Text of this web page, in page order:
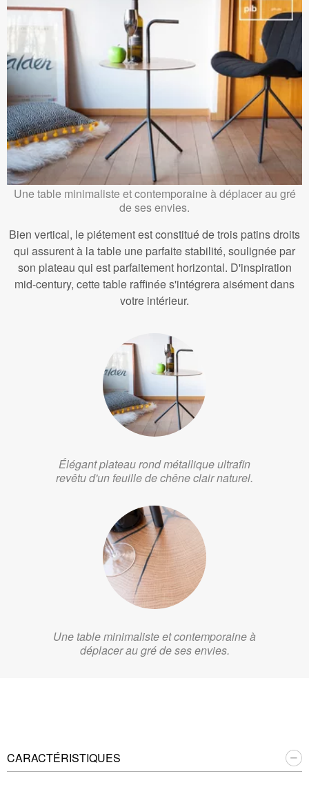
Une table minimaliste et contemporaine à déplacer au gré
de ses envies.
Bien vertical, le piétement est constitué de trois patins droits
qui assurent à la table une parfaite stabilité, soulignée par
son plateau qui est parfaitement horizontal. D'inspiration
mid-century, cette table raffinée s'intégrera aisément dans
votre intérieur.
Élégant plateau rond métallique ultrafin
revêtu d'un feuille de chêne clair naturel.
Une table minimaliste et contemporaine à
déplacer au gré de ses envies.
CARACTÉRISTIQUES